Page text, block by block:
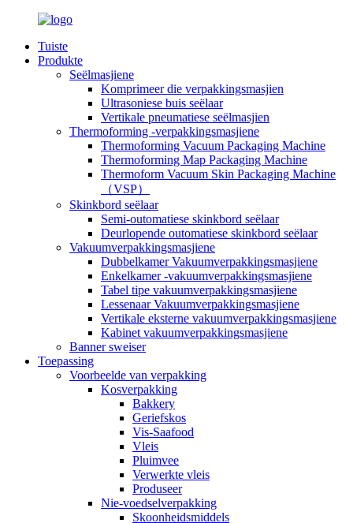
Tuiste
Produkte
Seëlmasjiene
Komprimeer die verpakkingsmasjien
Ultrasoniese buis seëlaar
Vertikale pneumatiese seëlmasjien
Thermoforming -verpakkingsmasjiene
Thermoforming Vacuum Packaging Machine
Thermoforming Map Packaging Machine
Thermoform Vacuum Skin Packaging Machine
（VSP）
Skinkbord seëlaar
Semi-outomatiese skinkbord seëlaar
Deurlopende outomatiese skinkbord seëlaar
Vakuumverpakkingsmasjiene
Dubbelkamer Vakuumverpakkingsmasjiene
Enkelkamer -vakuumverpakkingsmasjiene
Tabel tipe vakuumverpakkingsmasjiene
Lessenaar Vakuumverpakkingsmasjiene
Vertikale eksterne vakuumverpakkingsmasjiene
Kabinet vakuumverpakkingsmasjiene
Banner sweiser
Toepassing
Voorbeelde van verpakking
Kosverpakking
Bakkery
Geriefskos
Vis-Saafood
Vleis
Pluimvee
Verwerkte vleis
Produseer
Nie-voedselverpakking
Skoonheidsmiddels